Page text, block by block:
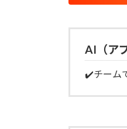
AI（ア
✔️チーム